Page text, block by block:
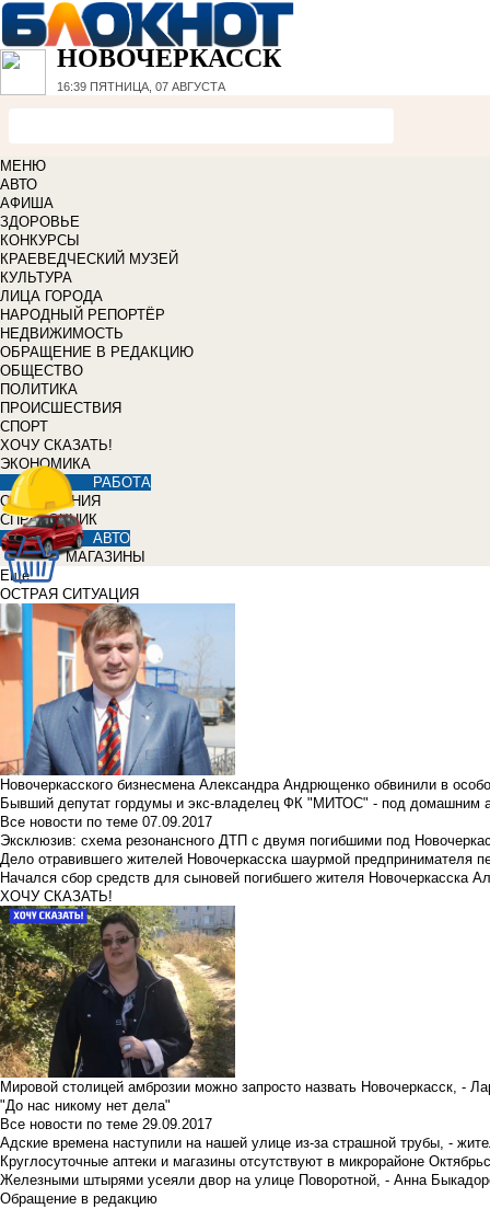
НОВОЧЕРКАССК
16:39 ПЯТНИЦА, 07 АВГУСТА
МЕНЮ
АВТО
АФИША
ЗДОРОВЬЕ
КОНКУРСЫ
КРАЕВЕДЧЕСКИЙ МУЗЕЙ
КУЛЬТУРА
ЛИЦА ГОРОДА
НАРОДНЫЙ РЕПОРТЁР
НЕДВИЖИМОСТЬ
ОБРАЩЕНИЕ В РЕДАКЦИЮ
ОБЩЕСТВО
ПОЛИТИКА
ПРОИСШЕСТВИЯ
СПОРТ
ХОЧУ СКАЗАТЬ!
ЭКОНОМИКА
РАБОТА
ОБЪЯВЛЕНИЯ
СПРАВОЧНИК
АВТО
МАГАЗИНЫ
Еще
ОСТРАЯ СИТУАЦИЯ
Новочеркасского бизнесмена Александра Андрющенко обвинили в
Бывший депутат гордумы и экс-владелец ФК "МИТОС" - под домашним
Все новости по теме 07.09.2017
Эксклюзив: схема резонансного ДТП с двумя погибшими под
Дело отравившего жителей Новочеркасска шаурмой предпринимателя
Начался сбор средств для сыновей погибшего жителя Новочеркасска
ХОЧУ СКАЗАТЬ!
Мировой столицей амброзии можно запросто назвать Новочеркасск, -
"До нас никому нет дела"
Все новости по теме 29.09.2017
Адские времена наступили на нашей улице из-за страшной трубы, -
Круглосуточные аптеки и магазины отсутствуют в микрорайоне
Железными штырями усеяли двор на улице Поворотной, - Анна
Обращение в редакцию